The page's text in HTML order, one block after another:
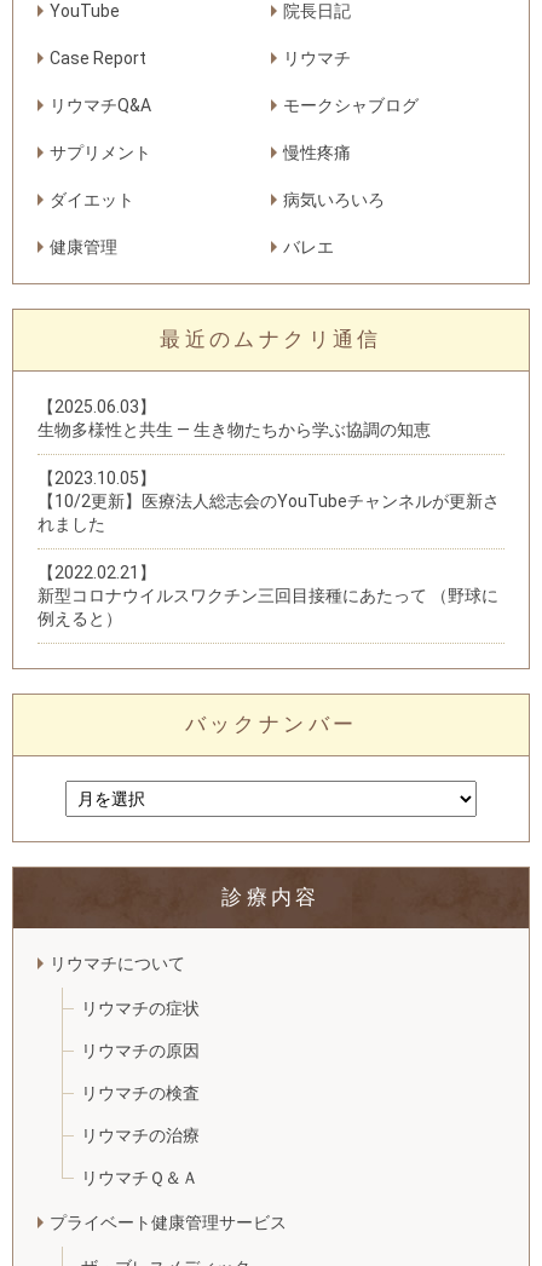
YouTube 院長日記
Case Report リウマチ
リウマチQ&A モークシャブログ
サプリメント 慢性疼痛
ダイエット 病気いろいろ
健康管理 バレエ
最近のムナクリ通信
【2025.06.03】
生物多様性と共生 — 生き物たちから学ぶ協調の知恵
【2023.10.05】
【10/2更新】医療法人総志会のYouTubeチャンネルが更新さ
れました
【2022.02.21】
新型コロナウイルスワクチン三回目接種にあたって （野球に
例えると）
バックナンバー
診療内容
リウマチについて
リウマチの症状
リウマチの原因
リウマチの検査
リウマチの治療
リウマチＱ＆Ａ
プライベート健康管理サービス